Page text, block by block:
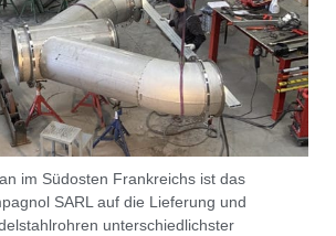
im Südosten Frankreichs ist das
SARL auf die Lieferung und
unterschiedlichster